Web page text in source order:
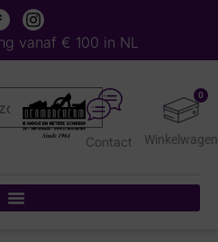
vanaf € 100 in NL
0
Contact